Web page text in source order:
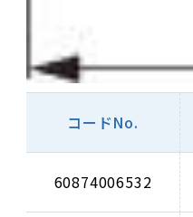
コードNo.
60874006532